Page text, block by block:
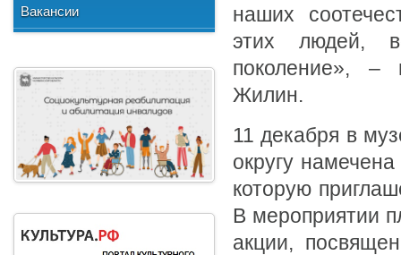
наших
этих людей,
поколение», –
Жилин.
11 декабря в
округу
которую
В мероприятии
акции,
Формы документов
Вакансии